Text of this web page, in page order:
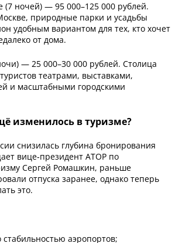
(7 ночей) — 95 000–125 000 рублей.
природные парки и усадьбы
удобным вариантом для тех, кто хочет
от дома.
— 25 000–30 000 рублей. Столица
театрами, выставками,
и масштабными городскими
изменилось в туризме?
снизилась глубина бронирования
вице‑президент АТОР по
Сергей Ромашкин, раньше
отпуска заранее, однако теперь
это.
стабильностью аэропортов;